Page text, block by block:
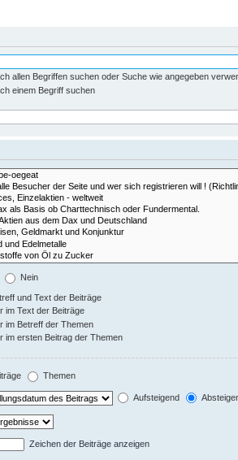
allen Begriffen suchen oder Suche wie angegeben
einem Begriff suchen
Nein
und Text der Beiträge
im Text der Beiträge
im Betreff der Themen
im ersten Beitrag der Themen
Themen
Aufsteigend
Zeichen der Beiträge anzeigen